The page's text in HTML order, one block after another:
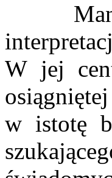
W jej
w istotę